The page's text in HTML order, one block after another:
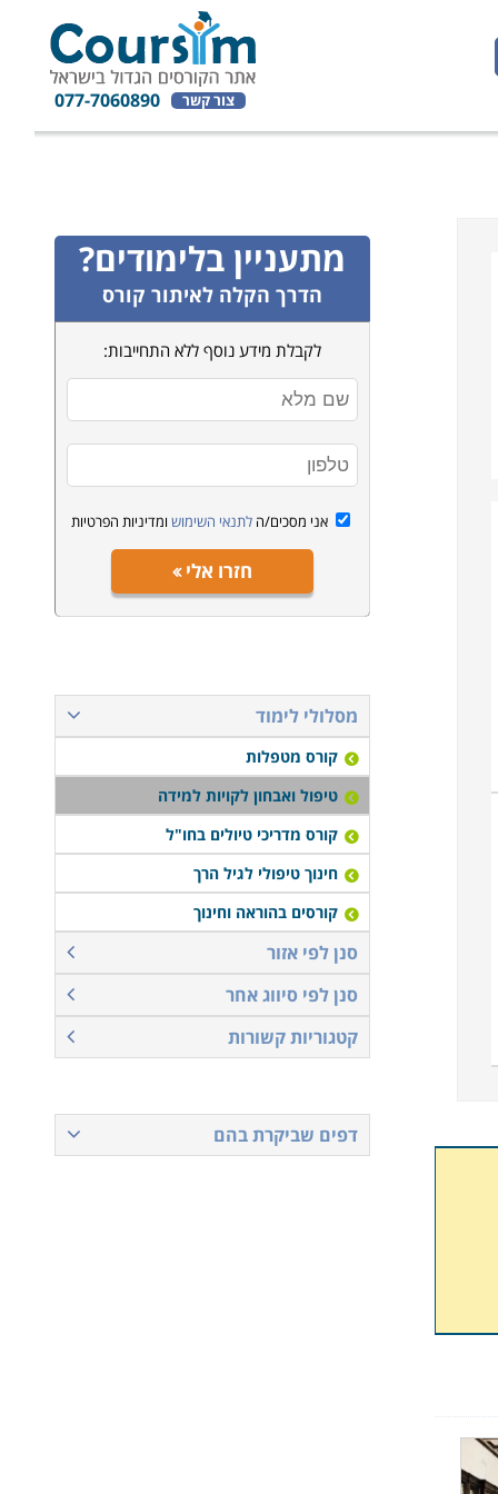
צור קשר 077-7060890
מתעניין בלימודים?
הדרך הקלה לאיתור קורס
לקבלת מידע נוסף ללא התחייבות:
אני מסכים/הלתנאי השימוש ומדיניות הפרטיות
חזרו אלי
מסלולי לימוד
קורס מטפלות
טיפול ואבחון לקויות למידה
קורס מדריכי טיולים בחו"ל
חינוך טיפולי לגיל הרך
קורסים בהוראה וחינוך
סנן לפי אזור
סנן לפי סיווג אחר
קטגוריות קשורות
דפים שביקרת בהם